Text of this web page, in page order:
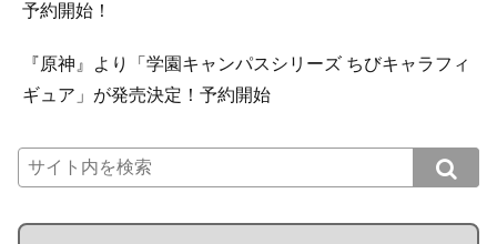
予約開始！
『原神』より「学園キャンパスシリーズ ちびキャラフィ
ギュア」が発売決定！予約開始